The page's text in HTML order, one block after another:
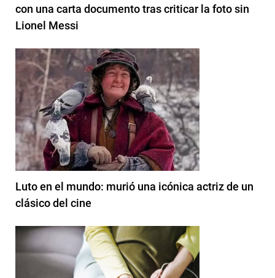
con una carta documento tras criticar la foto sin
Lionel Messi
Luto en el mundo: murió una icónica actriz de un
clásico del cine